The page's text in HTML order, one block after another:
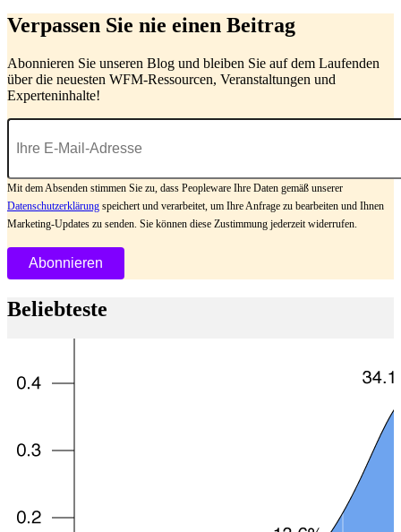
Verpassen Sie nie einen Beitrag
Abonnieren Sie unseren Blog und bleiben Sie auf dem Laufenden
über die neuesten WFM-Ressourcen, Veranstaltungen und
Experteninhalte!
Mit dem Absenden stimmen Sie zu, dass Peopleware Ihre Daten gemäß unserer
Datenschutzerklärung speichert und verarbeitet, um Ihre Anfrage zu bearbeiten und Ihnen
Marketing-Updates zu senden. Sie können diese Zustimmung jederzeit widerrufen.
Beliebteste